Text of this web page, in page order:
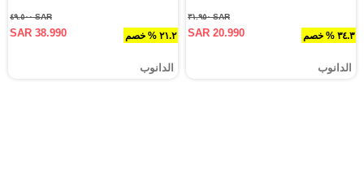
٣٤.٣ % خصم
SAR ٣١.٩٥٠
SAR 20.990
الدانوب
٢١.٢ % خصم
SAR ٤٩.٥٠٠
SAR 38.990
الدانوب